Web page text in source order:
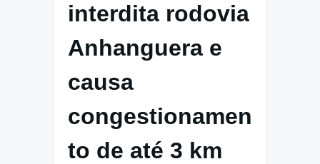
interdita rodovia
Anhanguera e
causa
congestionamen
to de até 3 km